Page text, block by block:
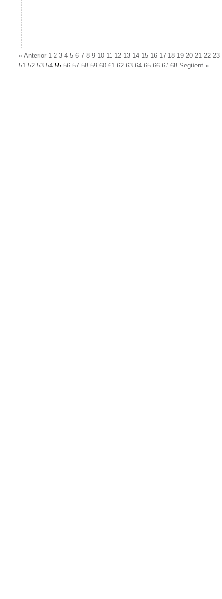
« Anterior 1 2 3 4 5 6 7 8 9 10 11 12 13 14 15 16 17 18 19 20 21 22 23
51 52 53 5455 56 57 58 59 60 61 62 63 64 65 66 67 68 Següent »